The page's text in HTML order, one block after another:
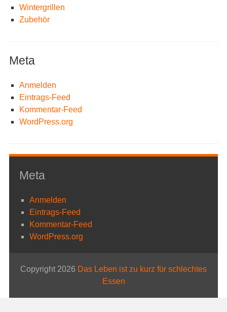
Wintergrillen
Zubehör
Meta
Anmelden
Eintrags-Feed
Kommentar-Feed
WordPress.org
Meta
Anmelden
Eintrags-Feed
Kommentar-Feed
WordPress.org
Copyright 2026 Das Leben ist zu kurz für schlechtes
Essen